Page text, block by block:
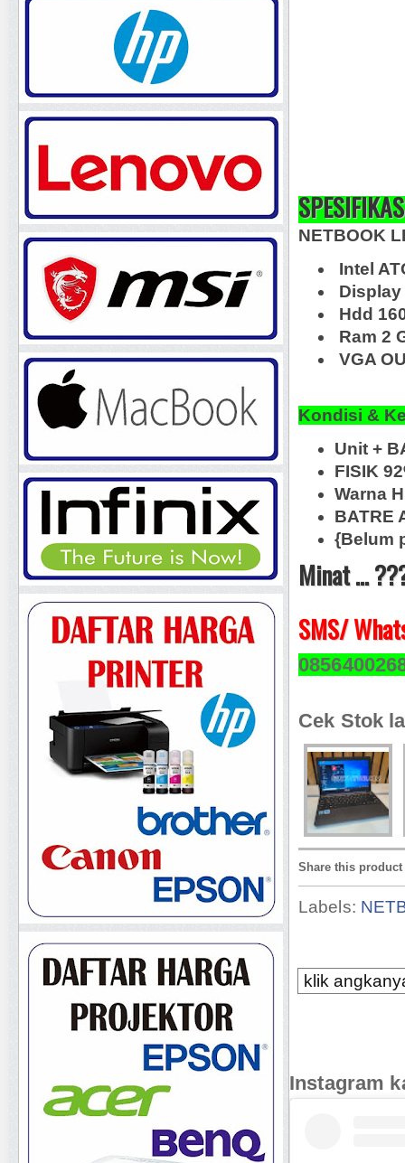
NETBOOK
Intel
Hdd
Ram 2
VGA
Kondisi &
Unit +
FISIK
Warna
BATRE
{Belum
Minat ...
SMS/
Cek Stok
Share this product
Labels:
klik
Instagram